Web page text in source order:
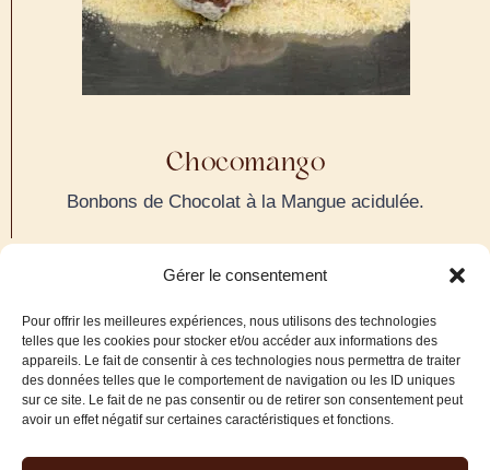
Gérer le consentement
Pour offrir les meilleures expériences, nous utilisons des technologies
telles que les cookies pour stocker et/ou accéder aux informations des
appareils. Le fait de consentir à ces technologies nous permettra de traiter
des données telles que le comportement de navigation ou les ID uniques
sur ce site. Le fait de ne pas consentir ou de retirer son consentement peut
avoir un effet négatif sur certaines caractéristiques et fonctions.
Chocomango
Bonbons de Chocolat à la Mangue acidulée.